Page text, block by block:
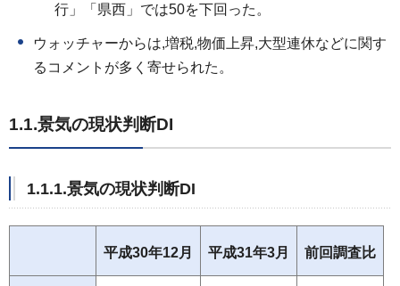
行」「県西」では50を下回った。
ウォッチャーからは,増税,物価上昇,大型連休などに関す
るコメントが多く寄せられた。
1.1.景気の現状判断DI
1.1.1.景気の現状判断DI
平成30年12月 平成31年3月 前回調査比